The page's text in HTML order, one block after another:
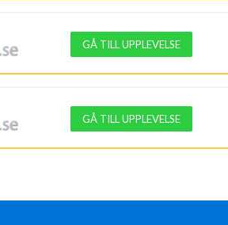
GÅ TILL UPPLEVELSE
GÅ TILL UPPLEVELSE